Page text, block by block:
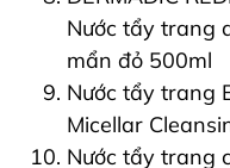
Nước tẩy trang
mẩn đỏ 500ml
Nước tẩy trang
Micellar
Nước tẩy trang